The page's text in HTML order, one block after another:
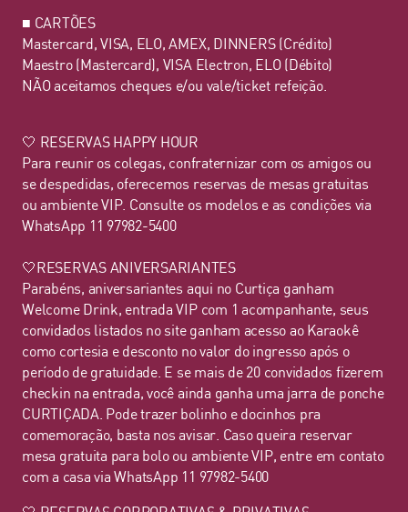
■ CARTÕES
Mastercard, VISA, ELO, AMEX, DINNERS (Crédito)
Maestro (Mastercard), VISA Electron, ELO (Débito)
NÃO aceitamos cheques e/ou vale/ticket refeição.
🤍 RESERVAS HAPPY HOUR
Para reunir os colegas, confraternizar com os amigos ou
se despedidas, oferecemos reservas de mesas gratuitas
ou ambiente VIP. Consulte os modelos e as condições via
WhatsApp 11 97982-5400
🤍RESERVAS ANIVERSARIANTES
Parabéns, aniversariantes aqui no Curtiça ganham
Welcome Drink, entrada VIP com 1 acompanhante, seus
convidados listados no site ganham acesso ao Karaokê
como cortesia e desconto no valor do ingresso após o
período de gratuidade. E se mais de 20 convidados fizerem
checkin na entrada, você ainda ganha uma jarra de ponche
CURTIÇADA. Pode trazer bolinho e docinhos pra
comemoração, basta nos avisar. Caso queira reservar
mesa gratuita para bolo ou ambiente VIP, entre em contato
com a casa via WhatsApp 11 97982-5400